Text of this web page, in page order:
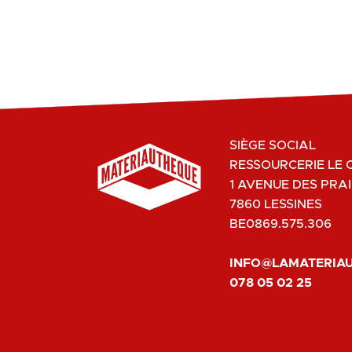
SIÈGE SOCIAL
RESSOURCERIE LE
1 AVENUE DES
7860 LESSINES
BE0869.575.306
078 05 02 25